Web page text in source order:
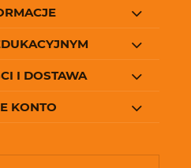
I DOSTAWA
KONTO